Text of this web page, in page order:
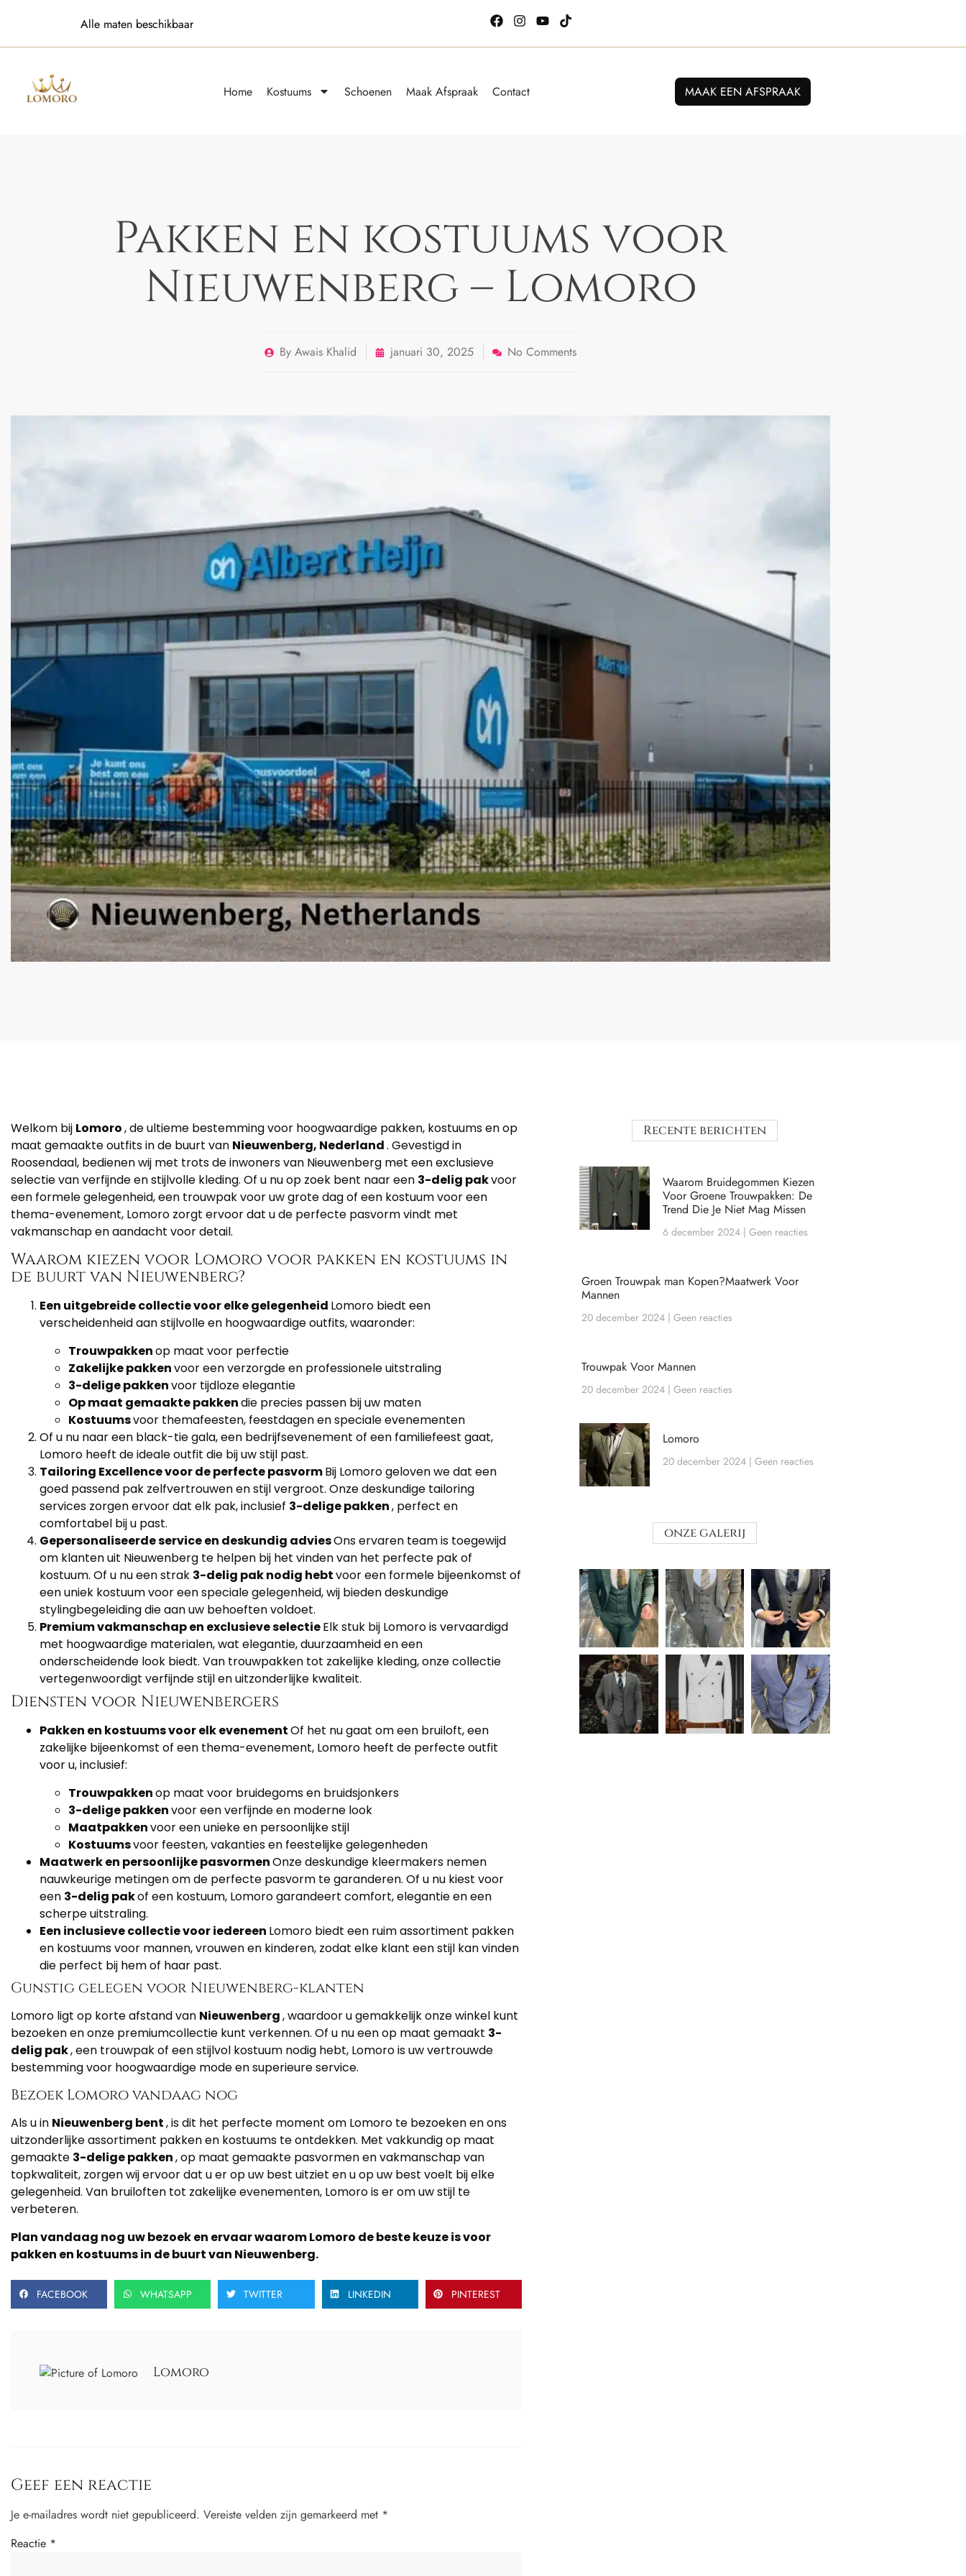
Alle maten beschikbaar
Home Kostuums Schoenen Maak Afspraak Contact MAAK EEN AFSPRAAK
Pakken en kostuums voor
Nieuwenberg – Lomoro
By Awais Khalid januari 30, 2025 No Comments
Welkom bij Lomoro, de ultieme bestemming voor hoogwaardige pakken, kostuums en op
maat gemaakte outfits in de buurt van Nieuwenberg, Nederland. Gevestigd in
Roosendaal, bedienen wij met trots de inwoners van Nieuwenberg met een exclusieve
selectie van verfijnde en stijlvolle kleding. Of u nu op zoek bent naar een 3-delig pakvoor
een formele gelegenheid, een trouwpak voor uw grote dag of een kostuum voor een
thema-evenement, Lomoro zorgt ervoor dat u de perfecte pasvorm vindt met
vakmanschap en aandacht voor detail.
Waarom kiezen voor Lomoro voor pakken en kostuums in
de buurt van Nieuwenberg?
Een uitgebreide collectie voor elke gelegenheid Lomoro biedt een
verscheidenheid aan stijlvolle en hoogwaardige outfits, waaronder:
Trouwpakkenop maat voor perfectie
Zakelijke pakkenvoor een verzorgde en professionele uitstraling
3-delige pakkenvoor tijdloze elegantie
Op maat gemaakte pakkendie precies passen bij uw maten
Kostuumsvoor themafeesten, feestdagen en speciale evenementen
Of u nu naar een black-tie gala, een bedrijfsevenement of een familiefeest gaat,
Lomoro heeft de ideale outfit die bij uw stijl past.
Tailoring Excellence voor de perfecte pasvormBij Lomoro geloven we dat een
goed passend pak zelfvertrouwen en stijl vergroot. Onze deskundige tailoring
services zorgen ervoor dat elk pak, inclusief 3-delige pakken, perfect en
comfortabel bij u past.
Gepersonaliseerde service en deskundig adviesOns ervaren team is toegewijd
om klanten uit Nieuwenberg te helpen bij het vinden van het perfecte pak of
kostuum. Of u nu een strak 3-delig pak nodig hebtvoor een formele bijeenkomst of
een uniek kostuum voor een speciale gelegenheid, wij bieden deskundige
stylingbegeleiding die aan uw behoeften voldoet.
Premium vakmanschap en exclusieve selectieElk stuk bij Lomoro is vervaardigd
met hoogwaardige materialen, wat elegantie, duurzaamheid en een
onderscheidende look biedt. Van trouwpakken tot zakelijke kleding, onze collectie
vertegenwoordigt verfijnde stijl en uitzonderlijke kwaliteit.
Diensten voor Nieuwenbergers
Pakken en kostuums voor elk evenementOf het nu gaat om een ​​bruiloft, een
zakelijke bijeenkomst of een thema-evenement, Lomoro heeft de perfecte outfit
voor u, inclusief:
Trouwpakkenop maat voor bruidegoms en bruidsjonkers
3-delige pakkenvoor een verfijnde en moderne look
Maatpakkenvoor een unieke en persoonlijke stijl
Kostuumsvoor feesten, vakanties en feestelijke gelegenheden
Maatwerk en persoonlijke pasvormenOnze deskundige kleermakers nemen
nauwkeurige metingen om de perfecte pasvorm te garanderen. Of u nu kiest voor
een 3-delig pakof een kostuum, Lomoro garandeert comfort, elegantie en een
scherpe uitstraling.
Een inclusieve collectie voor iedereen Lomoro biedt een ruim assortiment pakken
en kostuums voor mannen, vrouwen en kinderen, zodat elke klant een stijl kan vinden
die perfect bij hem of haar past.
Gunstig gelegen voor Nieuwenberg-klanten
Lomoro ligt op korte afstand van Nieuwenberg, waardoor u gemakkelijk onze winkel kunt
bezoeken en onze premiumcollectie kunt verkennen. Of u nu een op maat gemaakt 3-
delig pak, een trouwpak of een stijlvol kostuum nodig hebt, Lomoro is uw vertrouwde
bestemming voor hoogwaardige mode en superieure service.
Bezoek Lomoro vandaag nog
Als u in Nieuwenberg bent, is dit het perfecte moment om Lomoro te bezoeken en ons
uitzonderlijke assortiment pakken en kostuums te ontdekken. Met vakkundig op maat
gemaakte 3-delige pakken, op maat gemaakte pasvormen en vakmanschap van
topkwaliteit, zorgen wij ervoor dat u er op uw best uitziet en u op uw best voelt bij elke
gelegenheid. Van bruiloften tot zakelijke evenementen, Lomoro is er om uw stijl te
verbeteren.
Plan vandaag nog uw bezoek en ervaar waarom Lomoro de beste keuze is voor
pakken en kostuums in de buurt van Nieuwenberg.
FACEBOOK WHATSAPP TWITTER LINKEDIN PINTEREST
Lomoro
Geef een reactie
Je e-mailadres wordt niet gepubliceerd. Vereiste velden zijn gemarkeerd met *
Reactie *
Recente berichten
Waarom Bruidegommen Kiezen
Voor Groene Trouwpakken: De
Trend Die Je Niet Mag Missen
6 december 2024 Geen reacties
Groen Trouwpak man Kopen?Maatwerk Voor
Mannen
20 december 2024 Geen reacties
Trouwpak Voor Mannen
20 december 2024 Geen reacties
Lomoro
20 december 2024 Geen reacties
onze galerij